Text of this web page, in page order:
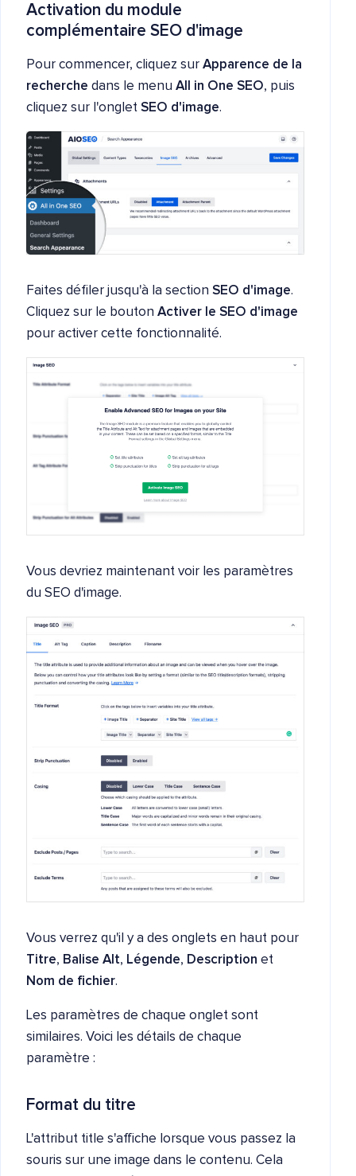
Activation du module
complémentaire SEO d'image
Pour commencer, cliquez sur Apparence de la
recherche dans le menu All in One SEO, puis
cliquez sur l'onglet SEO d'image.
Faites défiler jusqu'à la section SEO d'image.
Cliquez sur le bouton Activer le SEO d'image
pour activer cette fonctionnalité.
Vous devriez maintenant voir les paramètres
du SEO d'image.
Vous verrez qu'il y a des onglets en haut pour
Titre, Balise Alt, Légende, Description et
Nom de fichier.
Les paramètres de chaque onglet sont
similaires. Voici les détails de chaque
paramètre :
Format du titre
L'attribut title s'affiche lorsque vous passez la
souris sur une image dans le contenu. Cela